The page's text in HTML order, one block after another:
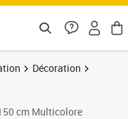
Décoration
cm Multicolore